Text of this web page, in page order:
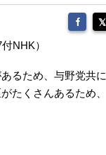
付NHK）
るため、与野党共に
たくさんあるため、